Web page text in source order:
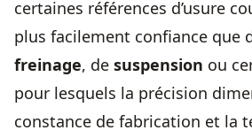
certaines références d’usure
plus facilement confiance que
freinage, de suspension ou
pour lesquels la précision
constance de fabrication et la